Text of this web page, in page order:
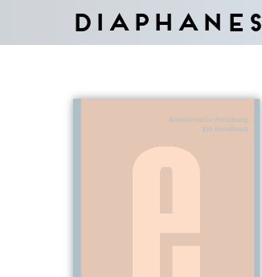
Diaphanes